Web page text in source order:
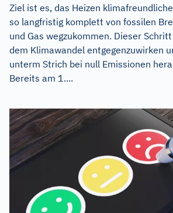
Ziel ist es, das Heizen
so langfristig komplett von fossilen
und Gas wegzukommen. Dieser
dem Klimawandel entgegenzuwirken
unterm Strich bei null Emissionen
Bereits am 1....